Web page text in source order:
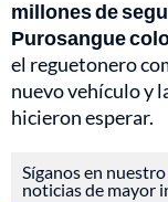
millones de
Purosangue
el reguetonero
nuevo vehículo y
hicieron esperar.
Síganos en nuestro
noticias de mayor